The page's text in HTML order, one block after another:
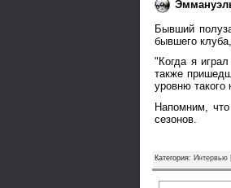
Бывший
бывшего
"Когда я
также
уровню
Напомним,
сезонов.
Категория: Интервью